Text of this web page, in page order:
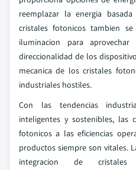
reemplazar la energia
cristales fotonicos tambien
iluminacion para
direccionalidad de los
mecanica de los cristales
industriales hostiles.
Con las tendencias
inteligentes y sostenibles, las
fotonicos a las eficiencias
productos siempre son vitales.
integracion de